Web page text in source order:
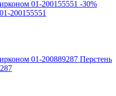
-30%
200155551
Перстень